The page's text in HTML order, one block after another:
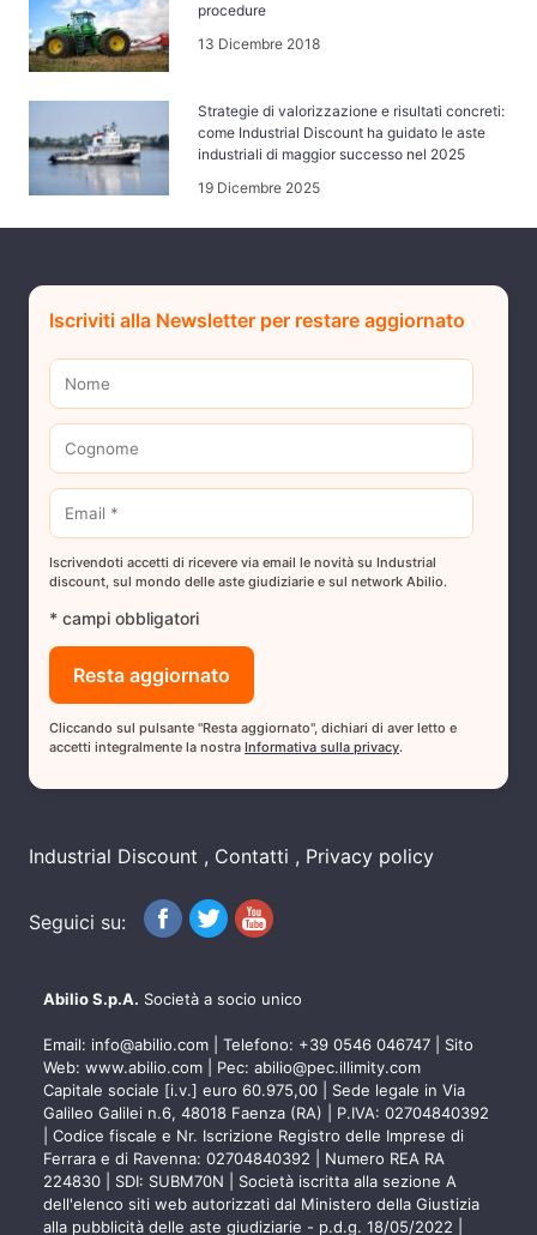
procedure
13 Dicembre 2018
Strategie di valorizzazione e risultati concreti:
come Industrial Discount ha guidato le aste
industriali di maggior successo nel 2025
19 Dicembre 2025
Iscriviti alla Newsletter per restare aggiornato
Iscrivendoti accetti di ricevere via email le novità su Industrial
discount, sul mondo delle aste giudiziarie e sul network Abilio.
* campi obbligatori
Cliccando sul pulsante "Resta aggiornato", dichiari di aver letto e
accetti integralmente la nostra Informativa sulla privacy.
Industrial Discount Contatti Privacy policy
Seguici su:
Abilio S.p.A. Società a socio unico
Email: info@abilio.com | Telefono: +39 0546 046747 | Sito
Web: www.abilio.com | Pec: abilio@pec.illimity.com
Capitale sociale [i.v.] euro 60.975,00 | Sede legale in Via
Galileo Galilei n.6, 48018 Faenza (RA) | P.IVA: 02704840392
| Codice fiscale e Nr. Iscrizione Registro delle Imprese di
Ferrara e di Ravenna: 02704840392 | Numero REA RA
224830 | SDI: SUBM70N | Società iscritta alla sezione A
dell'elenco siti web autorizzati dal Ministero della Giustizia
alla pubblicità delle aste giudiziarie - p.d.g. 18/05/2022 |